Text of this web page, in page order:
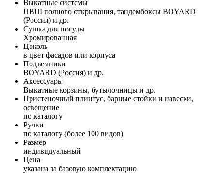
Выкатные системы
ПВШ полного открывания, тандембоксы BOYARD
(Россия) и др.
Сушка для посуды
Хромированная
Цоколь
в цвет фасадов или корпуса
Подъемники
BOYARD (Россия) и др.
Аксессуары
Выкатные корзины, бутылочницы и др.
Пристеночный плинтус, барные стойки и навески,
освещение
по каталогу
Ручки
по каталогу (более 100 видов)
Размер
индивидуальный
Цена
указана за базовую комплектацию